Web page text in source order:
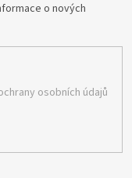
o nových
osobních údajů